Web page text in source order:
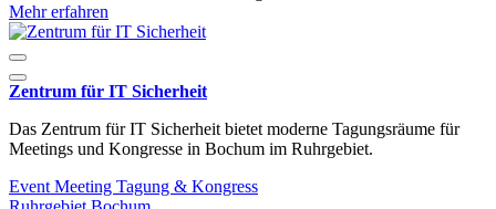
Mehr erfahren
Zentrum für IT Sicherheit
Das Zentrum für IT Sicherheit bietet moderne Tagungsräume für
Meetings und Kongresse in Bochum im Ruhrgebiet.
Event Meeting Tagung & Kongress